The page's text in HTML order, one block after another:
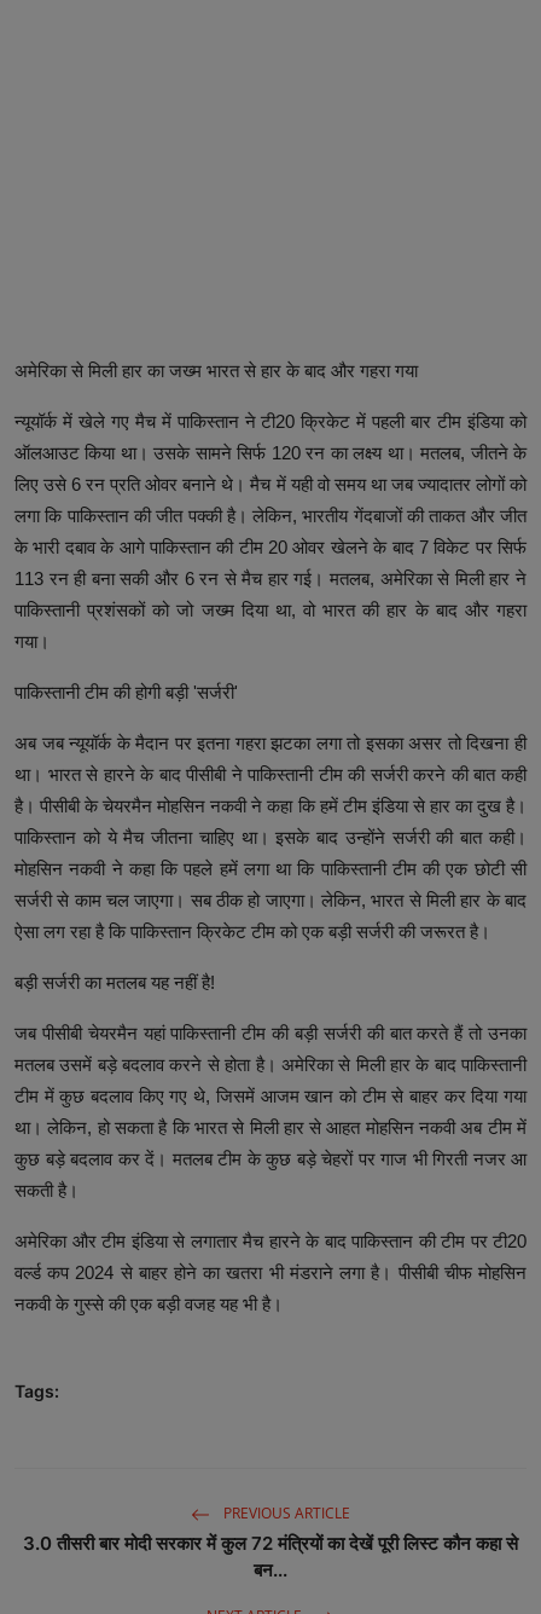
अमेरिका से मिली हार का जख्म भारत से हार के बाद और गहरा गया
न्यूयॉर्क में खेले गए मैच में पाकिस्तान ने टी20 क्रिकेट में पहली बार टीम इंडिया को
ऑलआउट किया था। उसके सामने सिर्फ 120 रन का लक्ष्य था। मतलब, जीतने के
लिए उसे 6 रन प्रति ओवर बनाने थे। मैच में यही वो समय था जब ज्यादातर लोगों को
लगा कि पाकिस्तान की जीत पक्की है। लेकिन, भारतीय गेंदबाजों की ताकत और जीत
के भारी दबाव के आगे पाकिस्तान की टीम 20 ओवर खेलने के बाद 7 विकेट पर सिर्फ
113 रन ही बना सकी और 6 रन से मैच हार गई। मतलब, अमेरिका से मिली हार ने
पाकिस्तानी प्रशंसकों को जो जख्म दिया था, वो भारत की हार के बाद और गहरा
गया।
पाकिस्तानी टीम की होगी बड़ी 'सर्जरी'
अब जब न्यूयॉर्क के मैदान पर इतना गहरा झटका लगा तो इसका असर तो दिखना ही
था। भारत से हारने के बाद पीसीबी ने पाकिस्तानी टीम की सर्जरी करने की बात कही
है। पीसीबी के चेयरमैन मोहसिन नकवी ने कहा कि हमें टीम इंडिया से हार का दुख है।
पाकिस्तान को ये मैच जीतना चाहिए था। इसके बाद उन्होंने सर्जरी की बात कही।
मोहसिन नकवी ने कहा कि पहले हमें लगा था कि पाकिस्तानी टीम की एक छोटी सी
सर्जरी से काम चल जाएगा। सब ठीक हो जाएगा। लेकिन, भारत से मिली हार के बाद
ऐसा लग रहा है कि पाकिस्तान क्रिकेट टीम को एक बड़ी सर्जरी की जरूरत है।
बड़ी सर्जरी का मतलब यह नहीं है!
जब पीसीबी चेयरमैन यहां पाकिस्तानी टीम की बड़ी सर्जरी की बात करते हैं तो उनका
मतलब उसमें बड़े बदलाव करने से होता है। अमेरिका से मिली हार के बाद पाकिस्तानी
टीम में कुछ बदलाव किए गए थे, जिसमें आजम खान को टीम से बाहर कर दिया गया
था। लेकिन, हो सकता है कि भारत से मिली हार से आहत मोहसिन नकवी अब टीम में
कुछ बड़े बदलाव कर दें। मतलब टीम के कुछ बड़े चेहरों पर गाज भी गिरती नजर आ
सकती है।
अमेरिका और टीम इंडिया से लगातार मैच हारने के बाद पाकिस्तान की टीम पर टी20
वर्ल्ड कप 2024 से बाहर होने का खतरा भी मंडराने लगा है। पीसीबी चीफ मोहसिन
नकवी के गुस्से की एक बड़ी वजह यह भी है।
Tags:
PREVIOUS ARTICLE
3.0 तीसरी बार मोदी सरकार में कुल 72 मंत्रियों का देखें पूरी लिस्ट कौन कहा से
बन...